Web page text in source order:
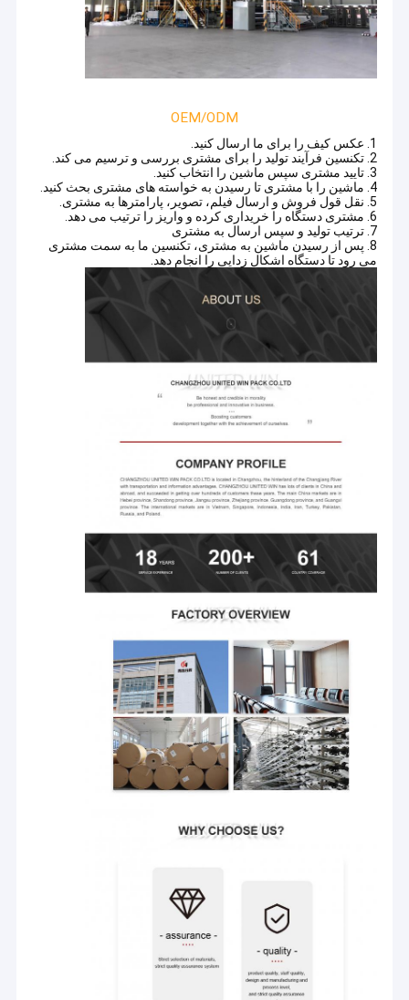
OEM/ODM
1. عکس کیف را برای ما ارسال کنید.
2. تکنسین فرآیند تولید را برای مشتری بررسی و ترسیم می کند.
3. تایید مشتری سپس ماشین را انتخاب کنید.
4. ماشین را با مشتری تا رسیدن به خواسته های مشتری بحث کنید.
5. نقل قول فروش و ارسال فیلم، تصویر، پارامترها به مشتری.
6. مشتری دستگاه را خریداری کرده و واریز را ترتیب می دهد.
7. ترتیب تولید و سپس ارسال به مشتری
8. پس از رسیدن ماشین به مشتری، تکنسین ما به سمت مشتری
می رود تا دستگاه اشکال زدایی را انجام دهد.